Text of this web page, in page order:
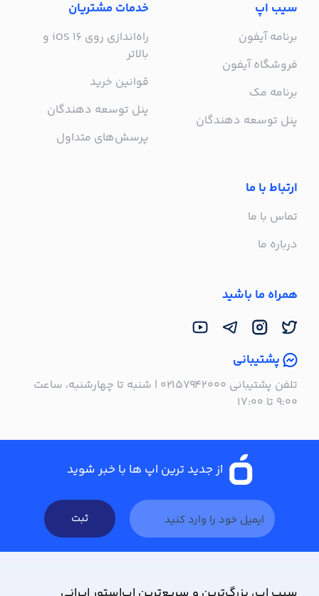
سیب اپ
برنامه آیفون
فروشگاه آیفون
برنامه مک
پنل توسعه دهندگان
خدمات مشتریان
راه‌اندازی روی iOS 16 و
بالاتر
قوانین خرید
پنل توسعه دهندگان
پرسش‌های متداول
ارتباط با ما
تماس با ما
درباره ما
همراه ما باشید
پشتیبانی
تلفن پشتیبانی ۰۲۱۵۷۹۴۲۰۰۰ | شنبه تا چهارشنبه، ساعت
۹:۰۰ تا ۱۷:۰۰
از جدید ترین اپ ها با خبر شوید
ثبت